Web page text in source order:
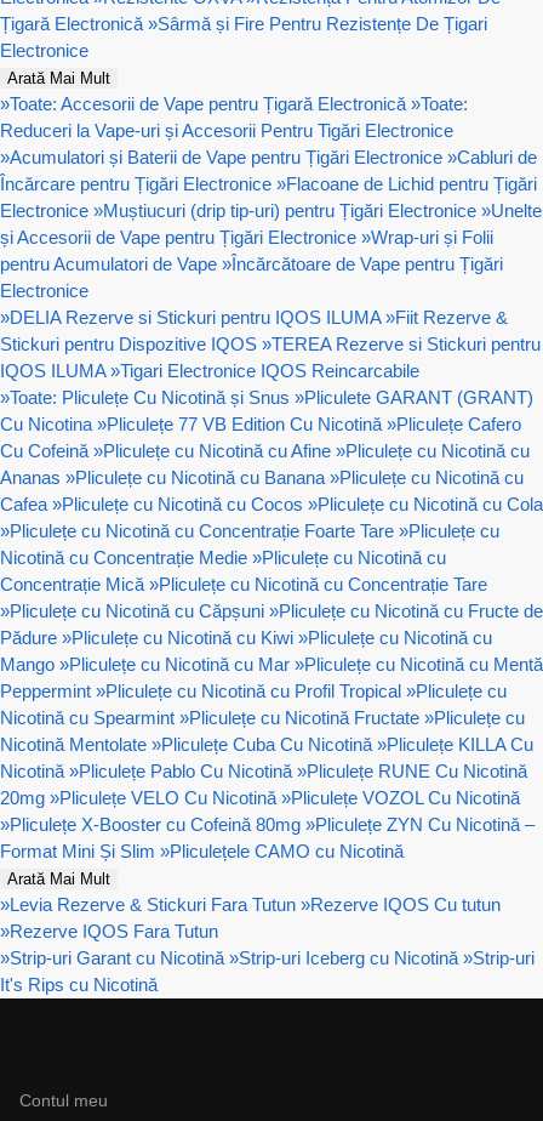
Țigară Electronică »Sârmă și Fire Pentru Rezistențe De Țigari
Electronice
Arată Mai Mult
»Toate: Accesorii de Vape pentru Țigară Electronică »Toate:
Reduceri la Vape-uri și Accesorii Pentru Tigări Electronice
»Acumulatori și Baterii de Vape pentru Țigări Electronice »Cabluri de
Încărcare pentru Țigări Electronice »Flacoane de Lichid pentru Țigări
Electronice »Muștiucuri (drip tip-uri) pentru Țigări Electronice »Unelte
și Accesorii de Vape pentru Țigări Electronice »Wrap-uri și Folii
pentru Acumulatori de Vape »Încărcătoare de Vape pentru Țigări
Electronice
»DELIA Rezerve si Stickuri pentru IQOS ILUMA »Fiit Rezerve &
Stickuri pentru Dispozitive IQOS »TEREA Rezerve si Stickuri pentru
IQOS ILUMA »Tigari Electronice IQOS Reincarcabile
»Toate: Pliculețe Cu Nicotină și Snus »Pliculete GARANT (GRANT)
Cu Nicotina »Pliculețe 77 VB Edition Cu Nicotină »Pliculețe Cafero
Cu Cofeină »Pliculețe cu Nicotină cu Afine »Pliculețe cu Nicotină cu
Ananas »Pliculețe cu Nicotină cu Banana »Pliculețe cu Nicotină cu
Cafea »Pliculețe cu Nicotină cu Cocos »Pliculețe cu Nicotină cu Cola
»Pliculețe cu Nicotină cu Concentrație Foarte Tare »Pliculețe cu
Nicotină cu Concentrație Medie »Pliculețe cu Nicotină cu
Concentrație Mică »Pliculețe cu Nicotină cu Concentrație Tare
»Pliculețe cu Nicotină cu Căpșuni »Pliculețe cu Nicotină cu Fructe de
Pădure »Pliculețe cu Nicotină cu Kiwi »Pliculețe cu Nicotină cu
Mango »Pliculețe cu Nicotină cu Mar »Pliculețe cu Nicotină cu Mentă
Peppermint »Pliculețe cu Nicotină cu Profil Tropical »Pliculețe cu
Nicotină cu Spearmint »Pliculețe cu Nicotină Fructate »Pliculețe cu
Nicotină Mentolate »Pliculețe Cuba Cu Nicotină »Pliculețe KILLA Cu
Nicotină »Pliculețe Pablo Cu Nicotină »Pliculețe RUNE Cu Nicotină
20mg »Pliculețe VELO Cu Nicotină »Pliculețe VOZOL Cu Nicotină
»Pliculețe X-Booster cu Cofeină 80mg »Pliculețe ZYN Cu Nicotină –
Format Mini Și Slim »Pliculețele CAMO cu Nicotină
Arată Mai Mult
»Levia Rezerve & Stickuri Fara Tutun »Rezerve IQOS Cu tutun
»Rezerve IQOS Fara Tutun
»Strip-uri Garant cu Nicotină »Strip-uri Iceberg cu Nicotină »Strip-uri
It's Rips cu Nicotină
Contul meu